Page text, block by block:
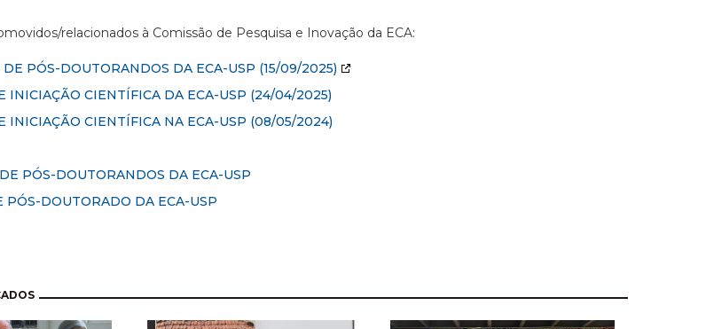
relacionados à Comissão de Pesquisa e Inovação da ECA:
PÓS-DOUTORANDOS DA ECA-USP (15/09/2025)
INICIAÇÃO CIENTÍFICA DA ECA-USP (24/04/2025)
INICIAÇÃO CIENTÍFICA NA ECA-USP (08/05/2024)
PÓS-DOUTORANDOS DA ECA-USP
PÓS-DOUTORADO DA ECA-USP